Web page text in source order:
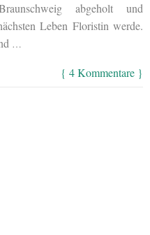
abgeholt und
Leben Floristin werde.
…
{ 4 Kommentare }